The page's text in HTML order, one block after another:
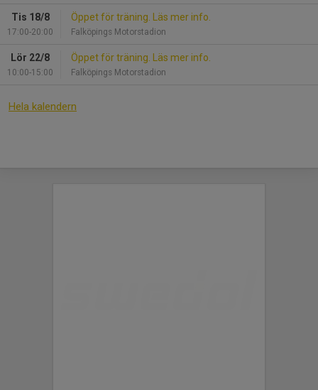
Tis 18/8
17:00-20:00
Öppet för träning. Läs mer info.
Falköpings Motorstadion
Lör 22/8
10:00-15:00
Öppet för träning. Läs mer info.
Falköpings Motorstadion
Hela kalendern